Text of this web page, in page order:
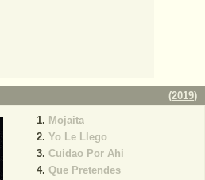
(2019)
Mojaita
Yo Le Llego
Cuidao Por Ahi
Que Pretendes